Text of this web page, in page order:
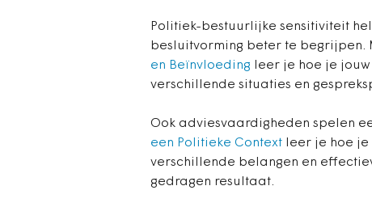
Politiek-bestuurlijke sensitiviteit
besluitvorming beter te begrijpen.
en Beïnvloeding leer je hoe je
verschillende situaties en
Ook adviesvaardigheden spelen
een Politieke Context leer je hoe
verschillende belangen en
gedragen resultaat.